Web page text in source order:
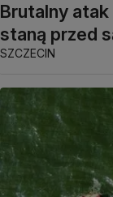
Brutalny
staną przed
SZCZECIN